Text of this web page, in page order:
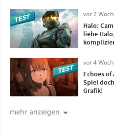
vor 2
Halo:
liebe
vor 4
Echoes of
Spiel
Grafik!
mehr anzeigen